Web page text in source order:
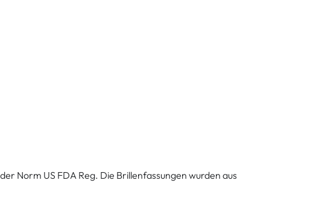
Norm US FDA Reg. Die Brillenfassungen wurden aus